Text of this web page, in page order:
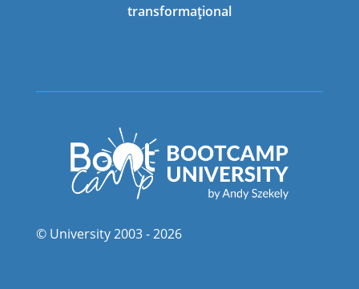
transformațional
© University 2003 - 2026